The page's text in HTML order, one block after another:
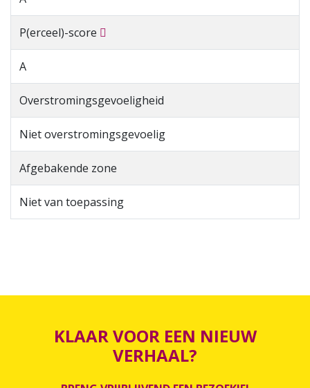
P(erceel)-score
A
Overstromingsgevoeligheid
Niet overstromingsgevoelig
Afgebakende zone
Niet van toepassing
KLAAR VOOR EEN NIEUW
VERHAAL?